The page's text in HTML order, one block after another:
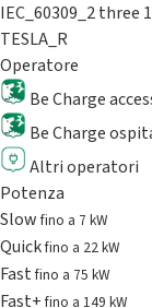
IEC_60309_2 three
TESLA_R
Operatore
Be Charge
Be Charge
Altri operatori
Potenza
Slowfino a 7 kW
Quickfino a 22 kW
Fastfino a 75 kW
Fast+fino a 149 kW